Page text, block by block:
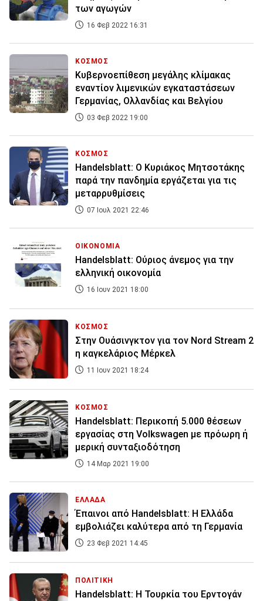
των αγωγών
16 Φεβ 2022 16:31
ΚΟΣΜΟΣ
Κυβερνοεπίθεση μεγάλης κλίμακας
εναντίον λιμενικών εγκαταστάσεων
Γερμανίας, Ολλανδίας και Βελγίου
03 Φεβ 2022 19:00
ΚΟΣΜΟΣ
Handelsblatt: Ο Κυριάκος Μητσοτάκης
παρά την πανδημία εργάζεται για τις
μεταρρυθμίσεις
07 Ιουλ 2021 22:46
ΟΙΚΟΝΟΜΙΑ
Handelsblatt: Ούριος άνεμος για την
ελληνική οικονομία
16 Ιουν 2021 18:00
ΚΟΣΜΟΣ
Στην Ουάσινγκτον για τον Nord Stream 2
η καγκελάριος Μέρκελ
11 Ιουν 2021 18:24
ΚΟΣΜΟΣ
Handelsblatt: Περικοπή 5.000 θέσεων
εργασίας στη Volkswagen με πρόωρη ή
μερική συνταξιοδότηση
14 Μαρ 2021 19:00
ΕΛΛΑΔΑ
Έπαινοι από Handelsblatt: Η Ελλάδα
εμβολιάζει καλύτερα από τη Γερμανία
23 Φεβ 2021 14:45
ΠΟΛΙΤΙΚΗ
Handelsblatt: Η Τουρκία του Ερντογάν